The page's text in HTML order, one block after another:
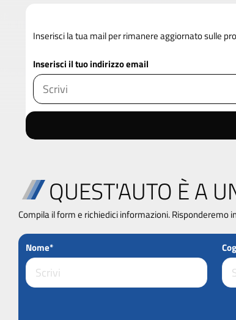
Inserisci la tua mail per rimanere aggiornato sulle
Inserisci il tuo indirizzo email
QUEST'AUTO È A
Compila il form e richiedici informazioni. Risponderemo
Nome*